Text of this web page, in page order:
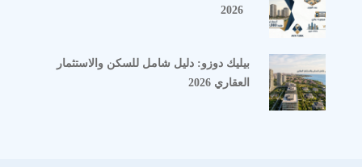
2026
بيليك دوزو: دليل شامل للسكن والاستثمار
العقاري 2026